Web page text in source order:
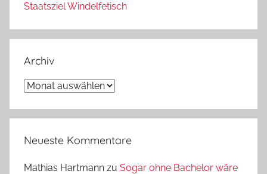
Staatsziel Windelfetisch
Archiv
Archiv
Neueste Kommentare
Mathias Hartmann zu Sogar ohne Bachelor wäre